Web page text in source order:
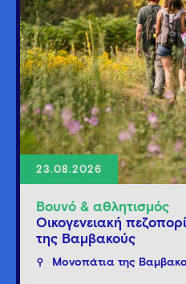
23.08.2026
Βουνό & αθλητισμός
Οικογενειακή
της Βαμβακούς
Μονοπάτια της